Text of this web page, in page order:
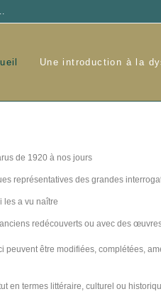
Une introduction à la
de 1920 à nos jours
représentatives des grandes
les a vu naître
redécouverts ou avec des
peuvent être modifiées, complétées,
en termes littéraire, culturel ou